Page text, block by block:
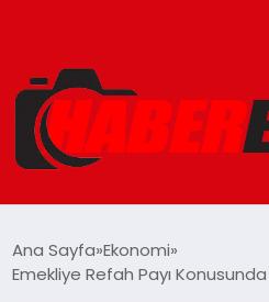
GÜNCEL
Ana Sayfa Ekonomi
Emekliye Refah Payı